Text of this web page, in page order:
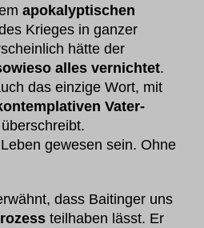
apokalyptischen
Krieges in ganzer
hätte der
alles vernichtet.
das einzige Wort, mit
Vater-
überschreibt.
gewesen sein. Ohne
dass Baitinger uns
teilhaben lässt. Er